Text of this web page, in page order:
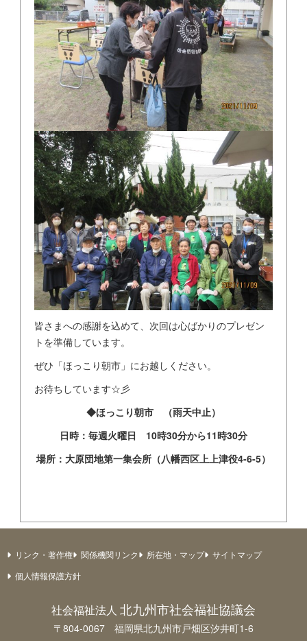
皆さまへの感謝を込めて、次回は心ばかりのプレゼン
トを準備しています。
ぜひ「ほっこり朝市」にお越しください。
お待ちしています☆彡
◆ほっこり朝市 （雨天中止）
日時：毎週火曜日 10時30分から11時30分
場所：大原団地第一集会所（八幡西区上上津役4-6-5）
リンク・著作権 関係機関リンク 所在地・マップ
サイトマップ
個人情報保護方針
社会福祉法人 北九州市社会福祉協議会
〒804-0067 福岡県北九州市戸畑区汐井町1-6